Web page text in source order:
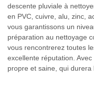
descente pluviale à
en PVC, cuivre, alu, zinc,
vous garantissons un
préparation au nettoyage
vous rencontrerez toutes
excellente réputation.
propre et saine, qui durera